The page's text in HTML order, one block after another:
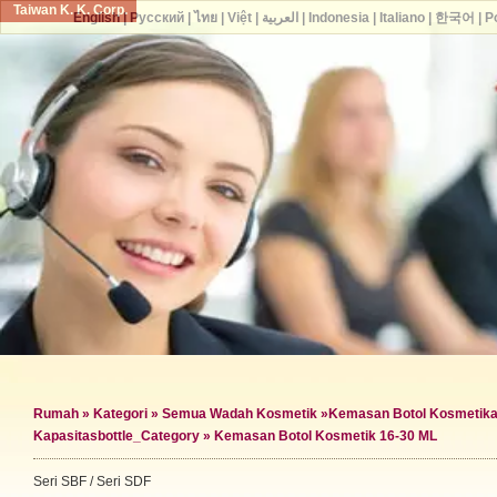
Taiwan K. K. Corp.
Rumah » Kategori » Semua Wadah Kosmetik » Kemasan Botol Kosmetik
Kapasitas bottle_Category » Kemasan Botol Kosmetik 16-30 ML
Seri SBF / Seri SDF
English| Русский| ไทย| Việt| العربية Indonesia| Italiano| 한국어